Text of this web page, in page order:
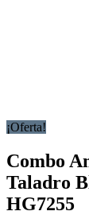
¡Oferta!
Combo
Taladro
HG7255